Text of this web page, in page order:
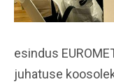
esindus
juhatuse